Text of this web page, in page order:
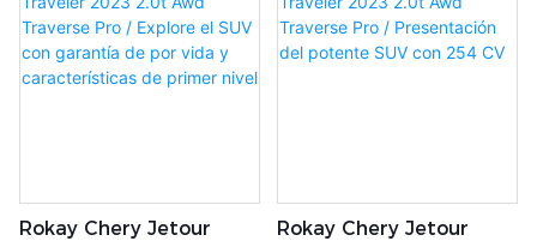
Rokay Chery Jetour
Rokay Chery Jetour